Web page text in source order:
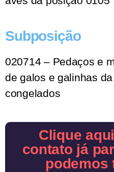
Subposição
020714 – Pedaços e
de galos e galinhas
congelados
Clique
contato já
podemos